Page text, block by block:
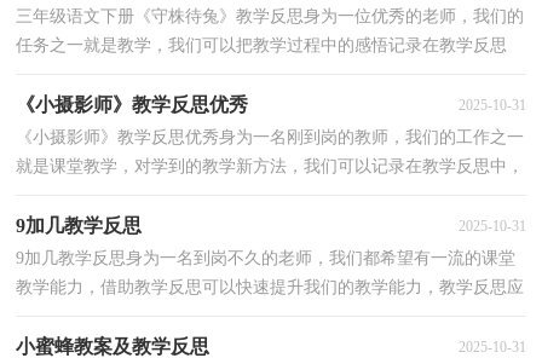
三年级语文下册《守株待兔》教学反思身为一位优秀的老师，我们的
任务之一就是教学，我们可以把教学过程中的感悟记录在教学反思
《小摄影师》教学反思优秀 2025-10-31
《小摄影师》教学反思优秀身为一名刚到岗的教师，我们的工作之一
就是课堂教学，对学到的教学新方法，我们可以记录在教学反思中，
9加几教学反思 2025-10-31
9加几教学反思身为一名到岗不久的老师，我们都希望有一流的课堂
教学能力，借助教学反思可以快速提升我们的教学能力，教学反思应
小蜜蜂教案及教学反思 2025-10-31